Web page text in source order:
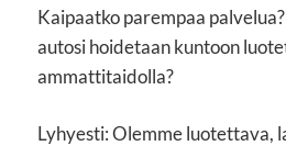
Kaipaatko parempaa
autosi hoidetaan kuntoon
ammattitaidolla?
Lyhyesti: Olemme luotettava,